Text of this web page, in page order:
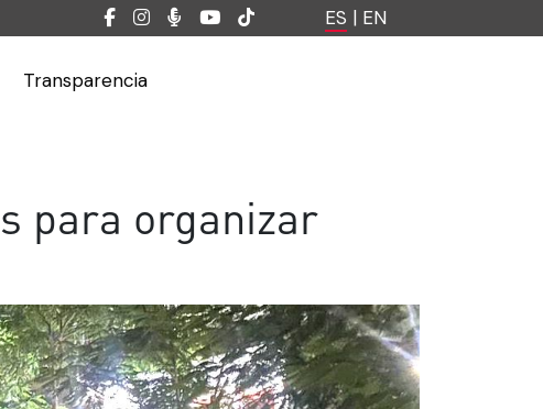
ES | EN
Transparencia
para organizar